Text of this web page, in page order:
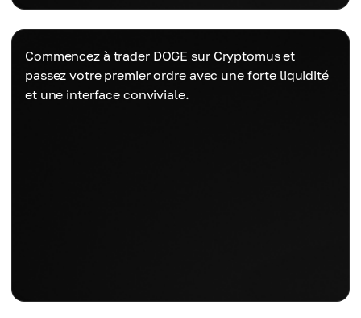
Commencez à trader DOGE sur Cryptomus et
passez votre premier ordre avec une forte liquidité
et une interface conviviale.